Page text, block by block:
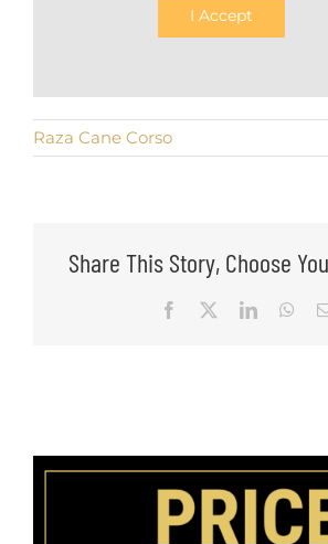
I Accept
Raza Cane Corso
Share This Story, Choose
Facebook LinkedIn